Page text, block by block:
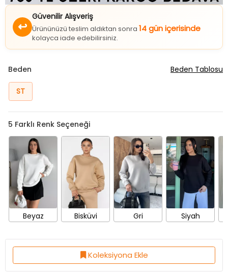
↩
Güvenilir Alışveriş
Ürününüzü teslim aldıktan sonra 14 gün içerisinde
kolayca iade edebilirsiniz.
Beden
ST
Beden Tablosu
5 Farklı Renk Seçeneği
Beyaz Bisküvi Gri Siyah
Koleksiyona Ekle